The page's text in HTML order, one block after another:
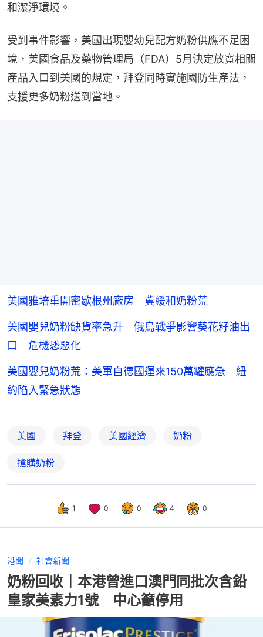
和潔淨環境。
受到事件影響，美國出現嬰幼兒配方奶粉供應不足困
境，美國食品及藥物管理局（FDA）5月決定放寬相關
產品入口到美國的規定，拜登同時實施國防生產法，
支援更多奶粉送到當地。
美國雅培重開密歇根州廠房 冀緩和奶粉荒
美國嬰兒奶粉缺貨率急升 俄烏戰爭影響葵花籽油出
口 危機恐惡化
美國嬰兒奶粉荒：美軍自德國運來150萬罐應急 紐
約陷入緊急狀態
美國 拜登 美國經濟 奶粉
搶購奶粉
1 0 0 4 0
港聞 社會新聞
奶粉回收｜本港曾進口澳門同批次含鉛
皇家美素力1號 中心籲停用